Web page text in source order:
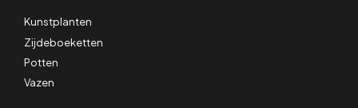
Kunstplanten
Zijdeboeketten
Potten
Vazen